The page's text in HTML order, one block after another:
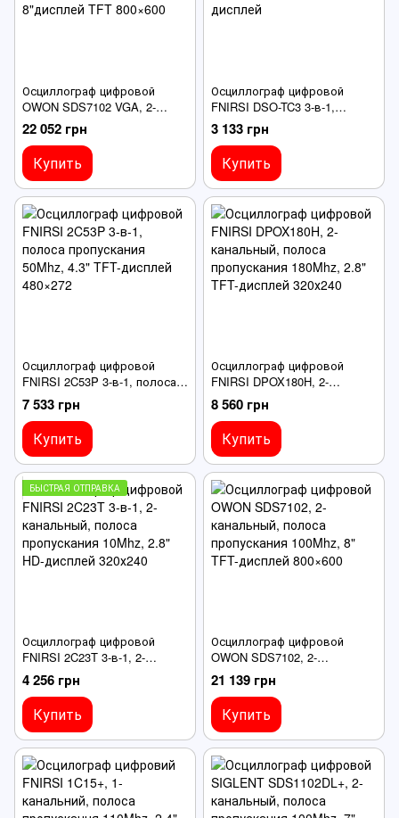
Осциллограф цифровой
OWON SDS7102 VGA, 2-
канальный, полоса
пропускания 100Mhz,
8"дисплей TFT 800×600
22 052 грн
Купить
Осциллограф цифровой
FNIRSI DSO-TC3 3-в-1,
полоса пропускания 500kHz,
2.4" цветной TFT-дисплей
3 133 грн
Купить
Осциллограф цифровой
FNIRSI 2C53P 3-в-1, полоса
пропускания 50Mhz, 4.3" TFT-
дисплей 480×272
7 533 грн
Купить
Осциллограф цифровой
FNIRSI DPOX180H, 2-
канальный, полоса
пропускания 180Mhz, 2.8"
TFT-дисплей 320х240
8 560 грн
Купить
БЫСТРАЯ ОТПРАВКА
Осциллограф цифровой
FNIRSI 2C23T 3-в-1, 2-
канальный, полоса
пропускания 10Mhz, 2.8" HD-
дисплей 320х240
4 256 грн
Купить
Осциллограф цифровой
OWON SDS7102, 2-
канальный, полоса
пропускания 100Mhz, 8" TFT-
дисплей 800×600
21 139 грн
Купить